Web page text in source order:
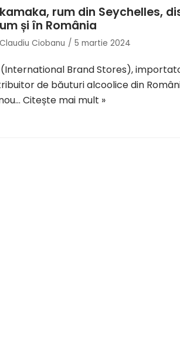
rum din Seychelles,
și în România
Claudiu Ciobanu 5 martie 2024
(International Brand Stores),
de băuturi alcoolice din
Citește mai mult »